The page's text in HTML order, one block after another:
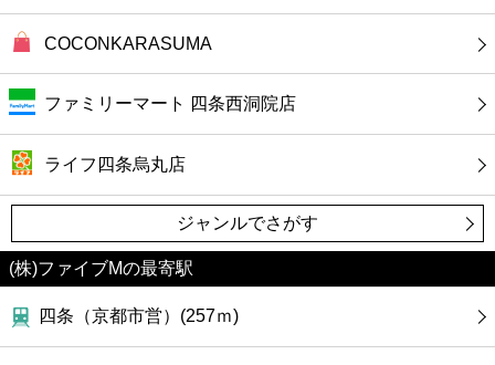
COCONKARASUMA
ファミリーマート 四条西洞院店
ライフ四条烏丸店
ジャンルでさがす
(株)ファイブMの最寄駅
四条（京都市営）(257ｍ)